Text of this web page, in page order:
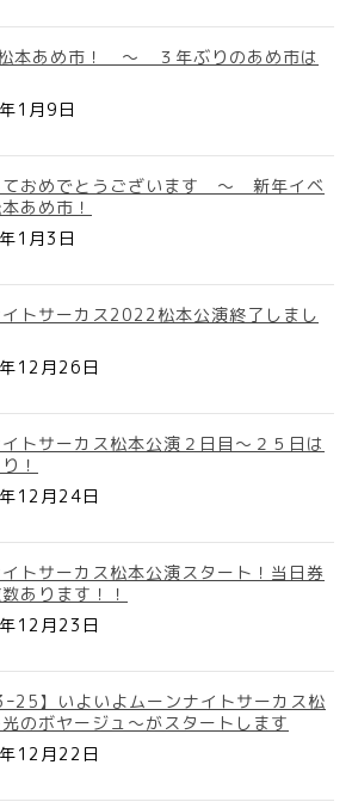
本あめ市！ ～ ３年ぶりのあめ市は
1月9日
ておめでとうございます ～ 新年イベ
あめ市！
1月3日
トサーカス2022松本公演終了しまし
12月26日
トサーカス松本公演２日目～２５日は
！
12月24日
トサーカス松本公演スタート！当日券
あります！！
12月23日
25】いよいよムーンナイトサーカス松
のボヤージュ～がスタートします
12月22日